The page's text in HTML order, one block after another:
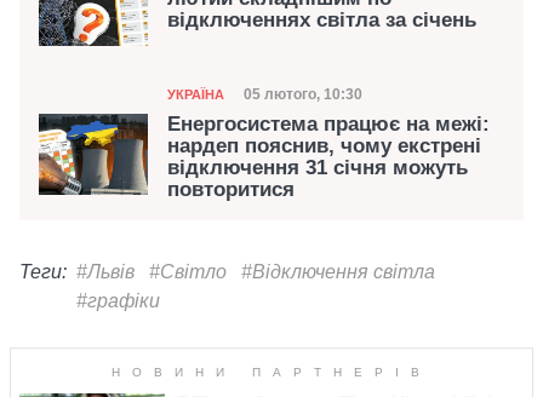
відключеннях світла за січень
Категорія
УКРАЇНА Дата публікації
05 лютого, 10:30
Енергосистема працює на межі:
нардеп пояснив, чому екстрені
відключення 31 січня можуть
повторитися
Теги: #Львів #Світло
#Відключення світла
#графіки